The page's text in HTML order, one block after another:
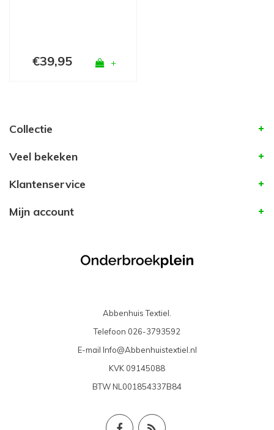
€39,95 +
Collectie
Veel bekeken
Klantenservice
Mijn account
Abbenhuis Textiel.
Telefoon 026-3793592
E-mail Info@Abbenhuistextiel.nl
KVK 09145088
BTWNL001854337B84